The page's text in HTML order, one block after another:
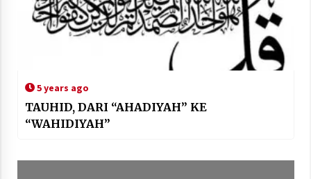
5 years ago
TAUHID, DARI “AHADIYAH” KE
“WAHIDIYAH”